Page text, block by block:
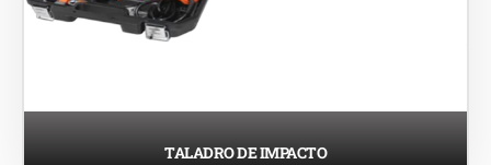
TALADRO DE IMPACTO